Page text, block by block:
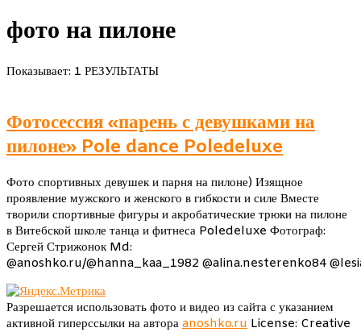
фото на пилоне
Показывает: 1 РЕЗУЛЬТАТЫ
Фотосессия «парень с девушками на
пилоне» Pole dance Poledeluxe
Фото спортивных девушек и парня на пилоне) Изящное
проявление мужского и женского в гибкости и силе Вместе
творили спортивные фигуры и акробатические трюки на пилоне
в Витебской школе танца и фитнеса Poledeluxe Фотограф:
Сергей Стрижонок Md:
@anoshko.ru/@hanna_kaa_1982 @alina.nesterenko84
Разрешается использовать фото и видео из сайта с указанием
активной гиперссылки на автора anoshko.ru License: Creative